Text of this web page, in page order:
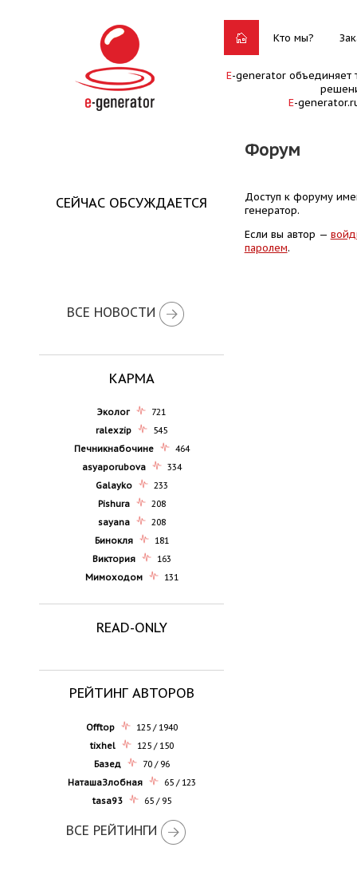
Кто мы?
E-generator объединяет
E-
Форум
СЕЙЧАС ОБСУЖДАЕТСЯ
ВСЕ НОВОСТИ
КАРМА
Эколог
721
ralexzip
545
Печникнабочине
464
asyaporubova
334
Galayko
233
Pishura
208
sayana
208
Бинокля
181
Виктория
163
Мимоходом
131
READ-ONLY
РЕЙТИНГ АВТОРОВ
Offtop
125 / 1940
tixhel
125 / 150
Базед
70 / 96
НаташаЗлобная
65 / 123
tasa93
65 / 95
ВСЕ РЕЙТИНГИ
Доступ к форуму
генератор.
Если вы автор —
паролем.